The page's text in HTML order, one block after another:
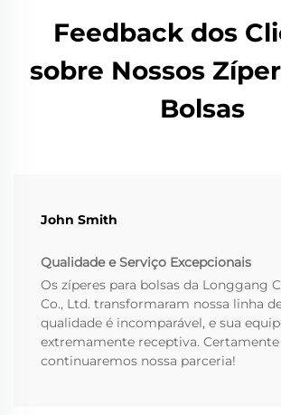
Feedback dos
sobre Nossos
Bolsas
John Smith
Qualidade e Serviço Excepcionais
Os zíperes para bolsas da Longgang
Co., Ltd. transformaram nossa linha
qualidade é incomparável, e sua
extremamente receptiva. Certamente
continuaremos nossa parceria!